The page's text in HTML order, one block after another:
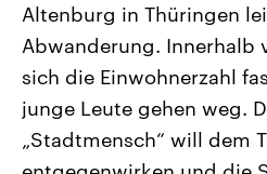
Landtagswahl Sachsen-Anhalt
2026
Alle Informationen
Sachsen-Anhalt wählt am 6.
September 2026 einen neuen
Landtag. Seit 2021 wird das
Bundesland von einer Koalition
Altenburg in Thüringen
Abwanderung. Innerhalb
sich die Einwohnerzahl
junge Leute gehen weg.
„Stadtmensch“ will dem